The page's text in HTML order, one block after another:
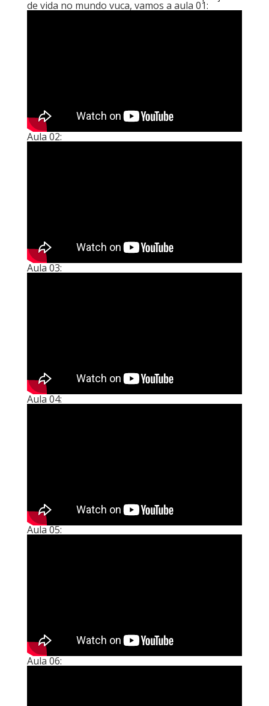
de vida no mundo vuca, vamos a aula 01:
Aula 02:
Aula 03:
Aula 04:
Aula 05:
Aula 06: